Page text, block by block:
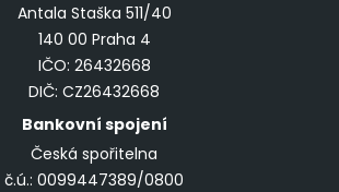
Antala Staška 511/40
140 00 Praha 4
IČO: 26432668
DIČ: CZ26432668
Bankovní spojení
Česká spořitelna
č.ú.: 0099447389/0800